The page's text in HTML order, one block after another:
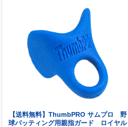
【送料無料】ThumbPRO サムプロ 野
球バッティング用親指ガード ロイヤル